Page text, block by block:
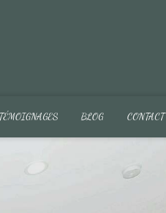
TÉMOIGNAGES BLOG CONTACT